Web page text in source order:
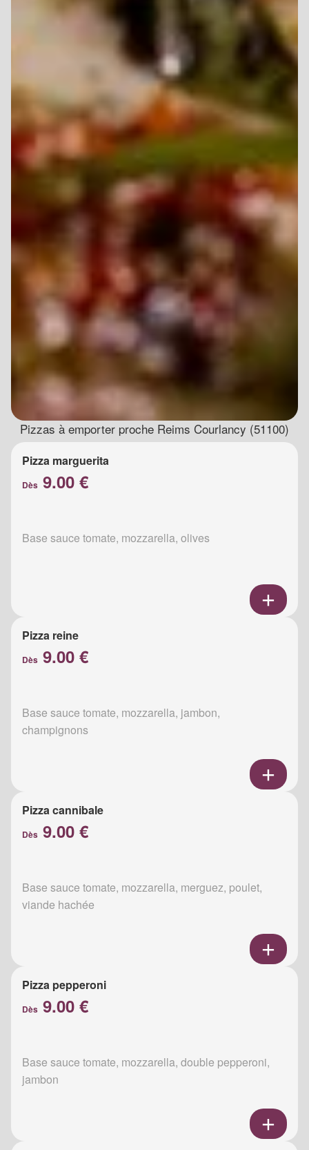
Pizzas à emporter proche Reims Courlancy (51100)
Pizza marguerita
Dès 9.00 €
Base sauce tomate, mozzarella, olives
Pizza reine
Dès 9.00 €
Base sauce tomate, mozzarella, jambon,
champignons
Pizza cannibale
Dès 9.00 €
Base sauce tomate, mozzarella, merguez, poulet,
viande hachée
Pizza pepperoni
Dès 9.00 €
Base sauce tomate, mozzarella, double pepperoni,
jambon